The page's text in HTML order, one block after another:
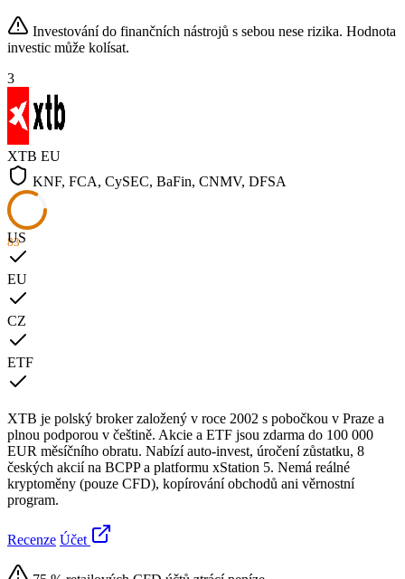
Investování do finančních nástrojů s sebou nese rizika. Hodnota
investic může kolísat.
3
XTB EU
KNF, FCA, CySEC, BaFin, CNMV, DFSA
83
US
EU
CZ
ETF
XTB je polský broker založený v roce 2002 s pobočkou v Praze a
plnou podporou v češtině. Akcie a ETF jsou zdarma do 100 000
EUR měsíčního obratu. Nabízí auto-invest, úročení zůstatku, 8
českých akcií na BCPP a platformu xStation 5. Nemá reálné
kryptoměny (pouze CFD), kopírování obchodů ani věrnostní
program.
Recenze Účet